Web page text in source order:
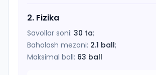
2. Fizika
Savollar soni: 30 ta;
Baholash mezoni: 2.1 ball;
Maksimal ball: 63 ball